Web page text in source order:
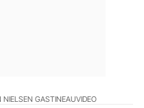
NIELSEN GASTINEAUVIDEO